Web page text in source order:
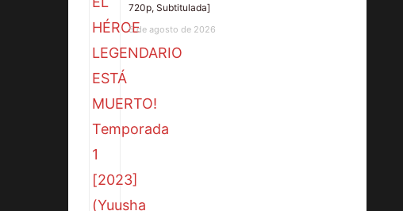
720p, Subtitulada]
5 de agosto de 2026